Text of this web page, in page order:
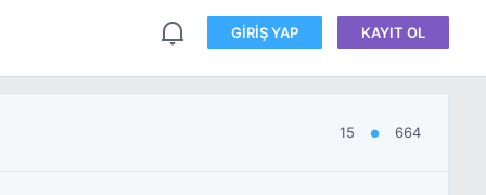
GIRIŞ YAP KAYIT OL
15 ● 664